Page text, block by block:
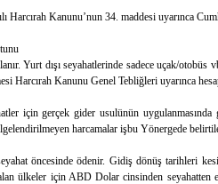
Harcırah Kanunu’nun 34. maddesi uyarınca
Yurt dışı seyahatlerinde sadece uçak/
Harcırah Kanunu Genel Tebliğleri uyarınca
için gerçek gider usulünün uygulanmasında
harcamalar işbu Yönergede
öncesinde ödenir. Gidiş dönüş tarihleri
ülkeler için ABD Dolar cinsinden